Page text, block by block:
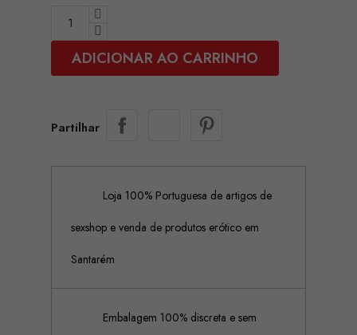
ADICIONAR AO CARRINHO
Partilhar
Loja 100% Portuguesa de artigos de
sexshop e venda de produtos erótico em
Santarém
Embalagem 100% discreta e sem